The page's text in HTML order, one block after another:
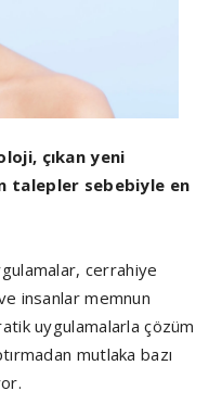
çıkan yeni
talepler sebebiyle en
cerrahiye
insanlar memnun
uygulamalarla çözüm
mutlaka bazı